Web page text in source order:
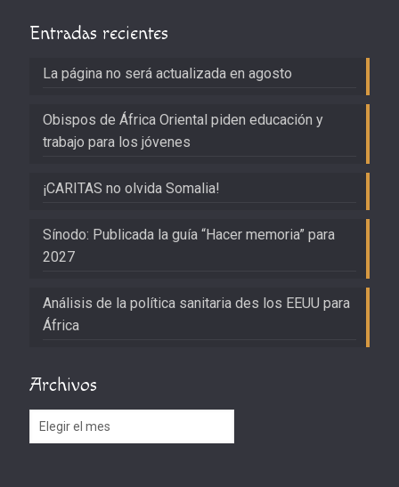
Entradas recientes
La página no será actualizada en agosto
Obispos de África Oriental piden educación y
trabajo para los jóvenes
¡CARITAS no olvida Somalia!
Sínodo: Publicada la guía “Hacer memoria” para
2027
Análisis de la política sanitaria des los EEUU para
África
Archivos
Archivos